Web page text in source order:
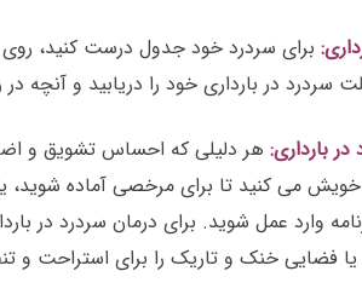
برای سردرد خود جدول درست کنید،
سردرد در بارداری خود را دریابید و آنچه
بارداری: هر دلیلی که احساس تشویق و
می کنید تا برای مرخصی آماده شوید،
وارد عمل شوید. برای درمان سردرد در
یا فضایی خنک و تاریک را برای استراحت